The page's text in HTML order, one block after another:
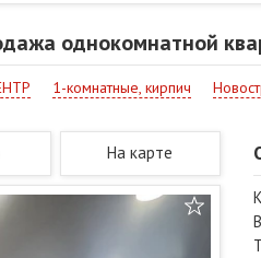
однокомнатной
1-комнатные, кирпич
На карте